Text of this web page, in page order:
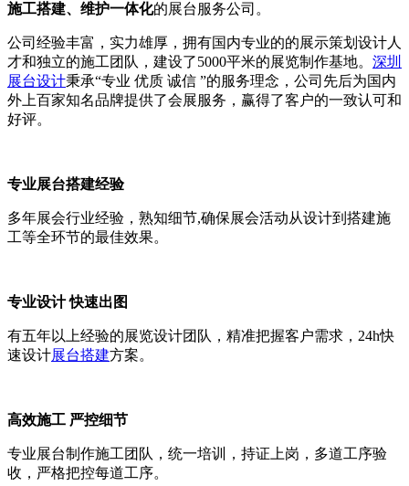
施工搭建、维护一体化的展台服务公司。
公司经验丰富，实力雄厚，拥有国内专业的的展示策划设计人
才和独立的施工团队，建设了5000平米的展览制作基地。 深圳
展台设计秉承“专业 优质 诚信 ”的服务理念，公司先后为国内
外上百家知名品牌提供了会展服务，赢得了客户的一致认可和
好评。
专业展台搭建经验
多年展会行业经验，熟知细节,确保展会活动从设计到搭建施
工等全环节的最佳效果。
专业设计 快速出图
有五年以上经验的展览设计团队，精准把握客户需求，24h快
速设计展台搭建方案。
高效施工 严控细节
专业展台制作施工团队，统一培训，持证上岗，多道工序验
收，严格把控每道工序。